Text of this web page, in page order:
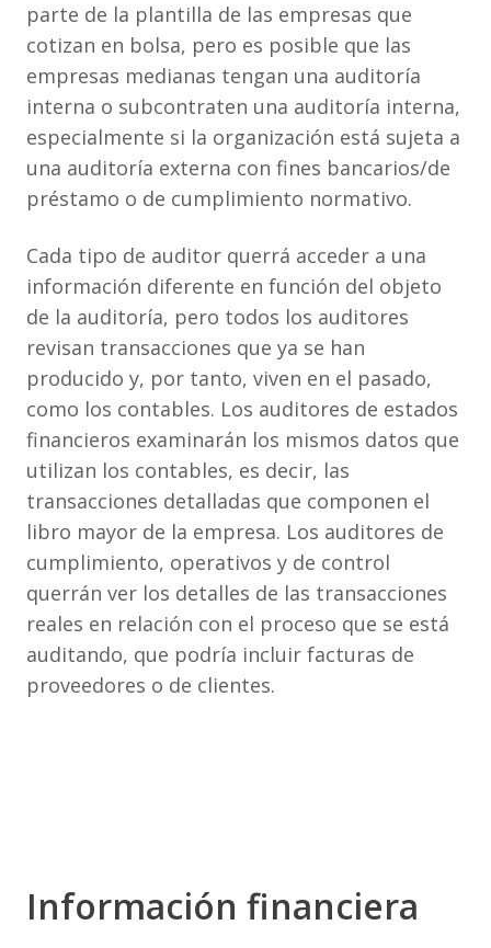
parte de la plantilla de las empresas que
cotizan en bolsa, pero es posible que las
empresas medianas tengan una auditoría
interna o subcontraten una auditoría interna,
especialmente si la organización está sujeta a
una auditoría externa con fines bancarios/de
préstamo o de cumplimiento normativo.
Cada tipo de auditor querrá acceder a una
información diferente en función del objeto
de la auditoría, pero todos los auditores
revisan transacciones que ya se han
producido y, por tanto, viven en el pasado,
como los contables. Los auditores de estados
financieros examinarán los mismos datos que
utilizan los contables, es decir, las
transacciones detalladas que componen el
libro mayor de la empresa. Los auditores de
cumplimiento, operativos y de control
querrán ver los detalles de las transacciones
reales en relación con el proceso que se está
auditando, que podría incluir facturas de
proveedores o de clientes.
Información financiera